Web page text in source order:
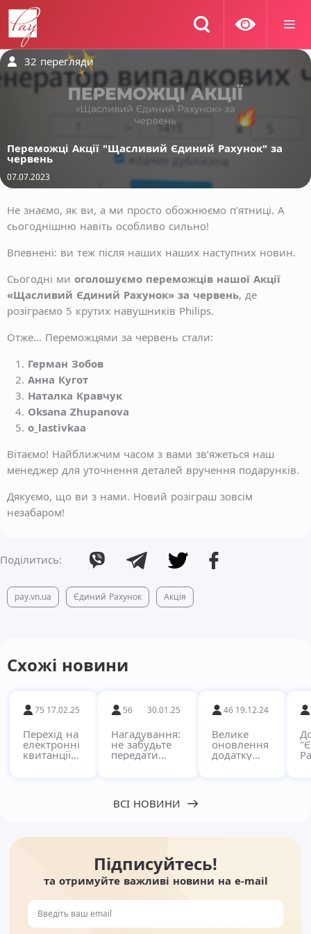
32 перегляди
Переможці Акції "Щасливий Єдиний Рахунок" за
червень
07.07.2023
Не знаємо, як ви, а ми просто обожнюємо п’ятниці. А
сьогоднішню навіть особливо сильно!
Впевнені: ви теж після наших наших наступних новин.
Сьогодні ми оголошуємо переможців нашої Акції
«Щасливий Єдиний Рахунок» за червень, де
розіграємо 5 крутих навушників Philips.
Отже… Переможцями за червень стали:
Герман Зобов
Анна Кугот
Наталка Кравчук
Oksana Zhupanova
o_lastivkaa
Вітаємо! Найближчим часом з вами зв’яжеться наш
менеджер для уточнення деталей вручення подарунків.
Дякуємо, що ви з нами. Новий розіграш зовсім
незабаром!
Поділитись:
pay.vn.ua Єдиний Рахунок Акція
Схожі новини
75 17.02.25
Перехід на
електронні
квитанції
56 30.01.25
Нагадування:
не забудьте
передати
46 19.12.24
Велике
оновлення
додатку
ВСІ НОВИНИ
Підписуйтесь!
та отримуйте важливі новини на e-mail